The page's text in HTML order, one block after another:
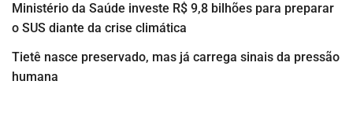
Ministério da Saúde investe R$ 9,8 bilhões para preparar
o SUS diante da crise climática
Tietê nasce preservado, mas já carrega sinais da pressão
humana